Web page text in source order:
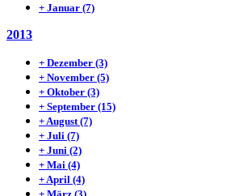
+ Januar (7)
2013
+ Dezember (3)
+ November (5)
+ Oktober (3)
+ September (15)
+ August (7)
+ Juli (7)
+ Juni (2)
+ Mai (4)
+ April (4)
+ März (3)